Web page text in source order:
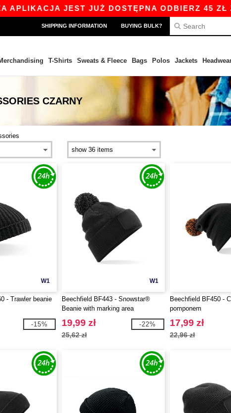
JEST JUŻ DOSTĘPNA ODBIERZ 45 ZŁ ZNIŻKI
SHIPPING INFORMATION BUYING BULK?
T-Shirts Sweats & Fleece Bags Polos Jackets
CZARNY
W1
- Trawler beanie
-15%
W1
Beechfield BF443 - Snowstar®
Beanie with marking area
19,99 zł
25,62 zł
-22%
Beechfield BF450 -
pomponem
17,99 zł
22,96 zł